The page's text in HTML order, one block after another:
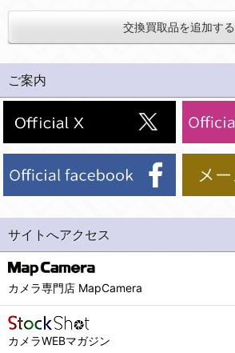
交換買取品を追加する
ご案内
サイトへアクセス
カメラ専門店 MapCamera
カメラWEBマガジン